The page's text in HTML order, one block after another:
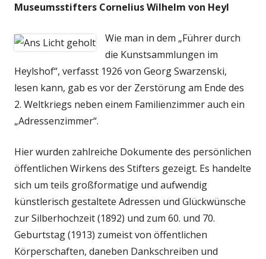
Museumsstifters Cornelius Wilhelm von Heyl
Wie man in dem „Führer durch
die Kunstsammlungen im
Heylshof“, verfasst 1926 von Georg Swarzenski,
lesen kann, gab es vor der Zerstörung am Ende des
2. Weltkriegs neben einem Familienzimmer auch ein
„Adressenzimmer“.
Hier wurden zahlreiche Dokumente des persönlichen
öffentlichen Wirkens des Stifters gezeigt. Es handelte
sich um teils großformatige und aufwendig
künstlerisch gestaltete Adressen und Glückwünsche
zur Silberhochzeit (1892) und zum 60. und 70.
Geburtstag (1913) zumeist von öffentlichen
Körperschaften, daneben Dankschreiben und